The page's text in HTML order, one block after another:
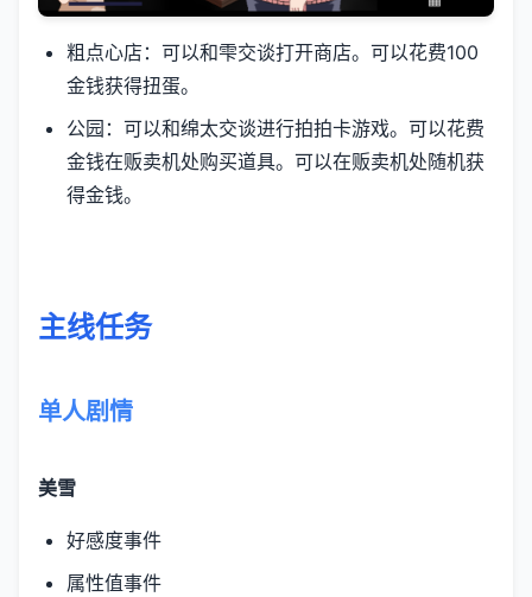
粗点心店：可以和雫交谈打开商店。可以花费100
金钱获得扭蛋。
公园：可以和绵太交谈进行拍拍卡游戏。可以花费
金钱在贩卖机处购买道具。可以在贩卖机处随机获
得金钱。
主线任务
单人剧情
美雪
好感度事件
属性值事件